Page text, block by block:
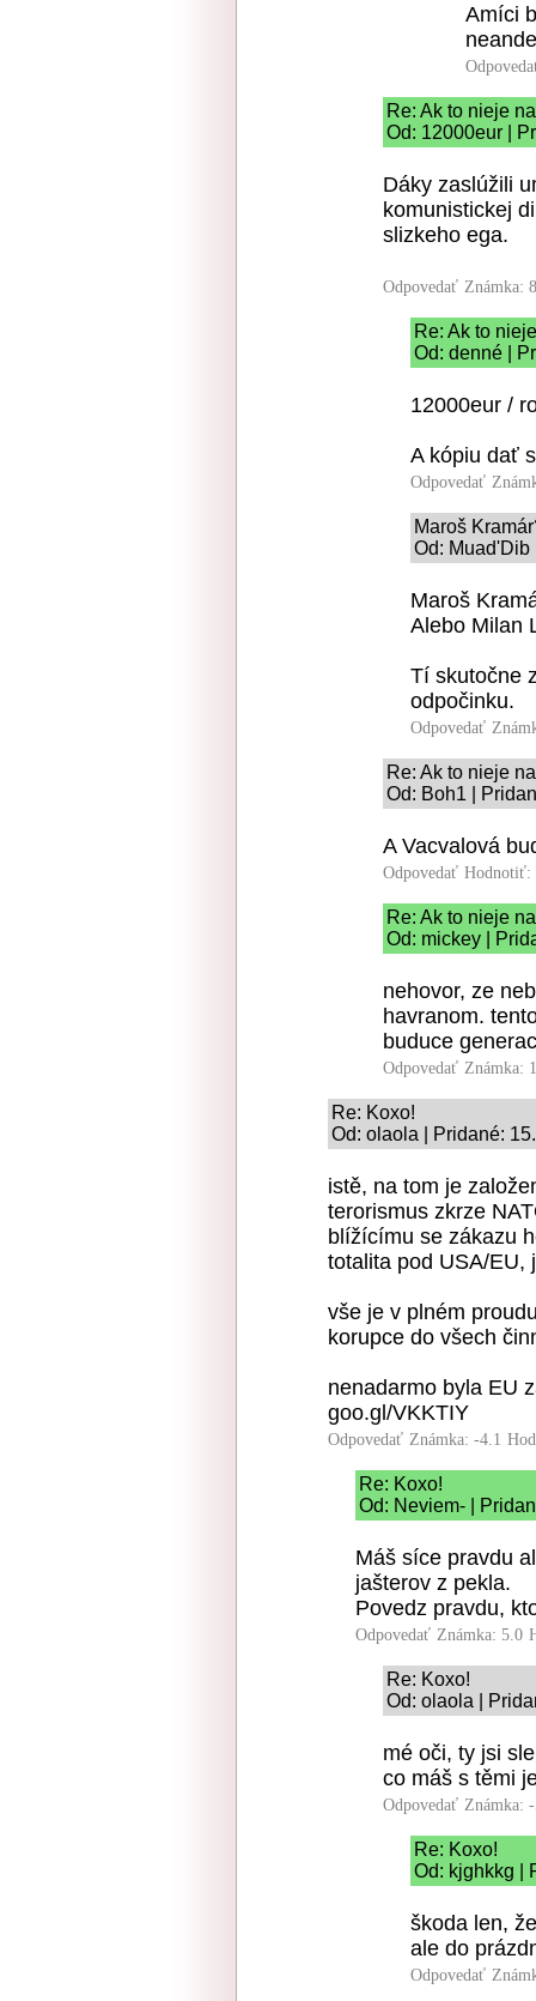
Amíci
Re: Ak to nieje
Od: 12000eur |
Dáky zaslúžili
komunistickej
slizkeho ega.
Odpovedať Známka:
Re: Ak to
Od: denné |
12000eur /
A kópiu dať
Odpovedať
Maroš
Od: Muad'Dib
Maroš
Alebo Milan
Tí skutočne
odpočinku.
Odpovedať
Re: Ak to nieje
Od: Boh1 |
A Vacvalová
Odpovedať Hodnotiť:
Re: Ak to nieje
Od: mickey |
nehovor, ze
havranom.
buduce
Odpovedať Známka:
Re: Koxo!
Od: olaola | Pridané:
istě, na tom je
terorismus zkrze
blížícímu se zákazu
totalita pod USA/EU,
vše je v plném
korupce do všech
nenadarmo byla EU
goo.gl/VKKTIY
Odpovedať Známka: -4.1
Re: Koxo!
Od: Neviem- |
Máš síce pravdu
jašterov z pekla.
Povedz pravdu,
Odpovedať Známka: 5.0
Re: Koxo!
Od: olaola |
mé oči, ty jsi
co máš s těmi
Odpovedať Známka:
Re: Koxo!
Od: kjghkkg |
škoda len,
ale do
Odpovedať